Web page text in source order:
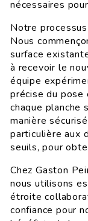
nécessaires
Notre
Nous
surface
à recevoir le
équipe
précise du pose
chaque
manière
particulière aux
seuils, pour
Chez Gaston
nous utilisons
étroite
confiance pour